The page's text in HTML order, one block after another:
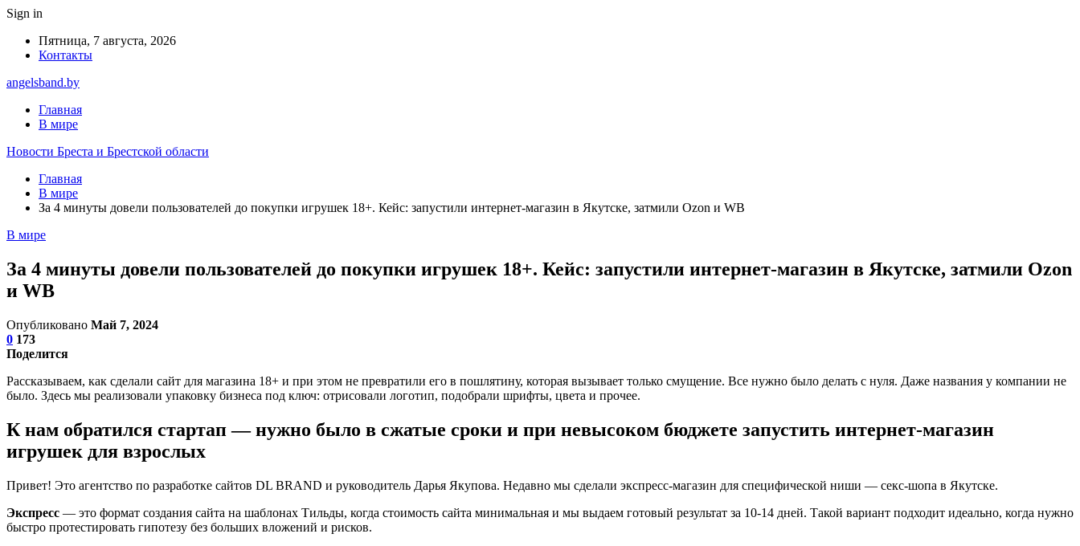
Sign in
Пятница, 7 августа, 2026
Контакты
angelsband.by
Главная
В мире
Новости Бреста и Брестской области
Главная
В мире
За 4 минуты довели пользователей до покупки игрушек 18+. Кейс: запустили интернет-магазин в Якутске, затмили Ozon и WB
В мире
За 4 минуты довели пользователей до покупки игрушек 18+. Кейс: запустили интернет-магазин в Якутске, затмили Ozon
и WB
Опубликовано Май 7, 2024
0 173
Поделится
Рассказываем, как сделали сайт для магазина 18+ и при этом не превратили его в пошлятину, которая вызывает только смущение. Все нужно было делать с нуля. Даже названия у компании не
было. Здесь мы реализовали упаковку бизнеса под ключ: отрисовали логотип, подобрали шрифты, цвета и прочее.
К нам обратился стартап — нужно было в сжатые сроки и при невысоком бюджете запустить интернет-магазин
игрушек для взрослых
Привет! Это агентство по разработке сайтов DL BRAND и руководитель Дарья Якупова. Недавно мы сделали экспресс-магазин для специфической ниши — секс-шопа в Якутске.
Экспресс — это формат создания сайта на шаблонах Тильды, когда стоимость сайта минимальная и мы выдаем готовый результат за 10-14 дней. Такой вариант подходит идеально, когда нужно
быстро протестировать гипотезу без больших вложений и рисков.